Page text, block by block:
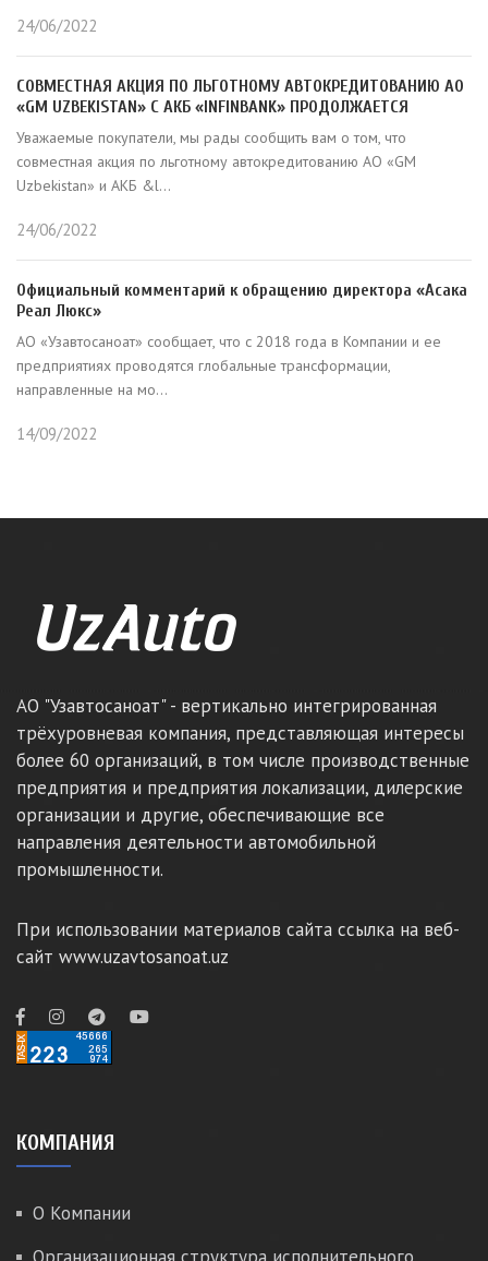
24/06/2022
СОВМЕСТНАЯ АКЦИЯ ПО ЛЬГОТНОМУ АВТОКРЕДИТОВАНИЮ АО
«GM UZBEKISTAN» С АКБ «INFINBANK» ПРОДОЛЖАЕТСЯ
Уважаемые покупатели, мы рады сообщить вам о том, что
совместная акция по льготному автокредитованию АО «GM
Uzbekistan» и АКБ &l...
24/06/2022
Официальный комментарий к обращению директора «Асака
Реал Люкс»
АО «Узавтосаноат» сообщает, что с 2018 года в Компании и ее
предприятиях проводятся глобальные транcформации,
направленные на мо...
14/09/2022
АО "Узавтосаноат" - вертикально интегрированная
трёхуровневая компания, представляющая интересы
более 60 организаций, в том числе производственные
предприятия и предприятия локализации, дилерские
организации и другие, обеспечивающие все
направления деятельности автомобильной
промышленности.
При использовании материалов сайта ссылка на веб-
сайт www.uzavtosanoat.uz
КОМПАНИЯ
О Компании